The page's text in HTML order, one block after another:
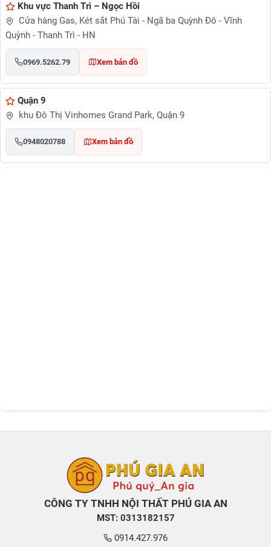
Khu vực Thanh Trì – Ngọc Hồi
Cửa hàng Gas, Két sắt Phú Tài - Ngã ba Quỳnh Đô - Vĩnh
Quỳnh - Thanh Trì - HN
0969.5262.79 Xem bản đồ
Quận 9
khu Đô Thị Vinhomes Grand Park, Quận 9
0948020788 Xem bản đồ
CÔNG TY TNHH NỘI THẤT PHÚ GIA AN
MST: 0313182157
0914.427.976